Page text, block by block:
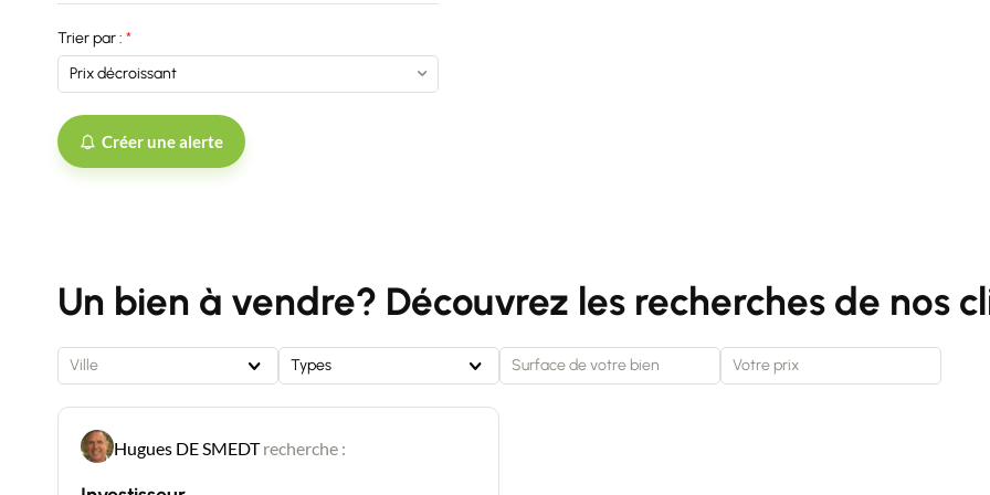
Trier par :
Créer une alerte
Un bien à vendre? Découvrez les recherches de nos
Ville Types
Hugues DE SMEDTrecherche :